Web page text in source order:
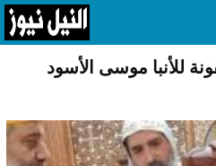
للأنبا موسى الأسود